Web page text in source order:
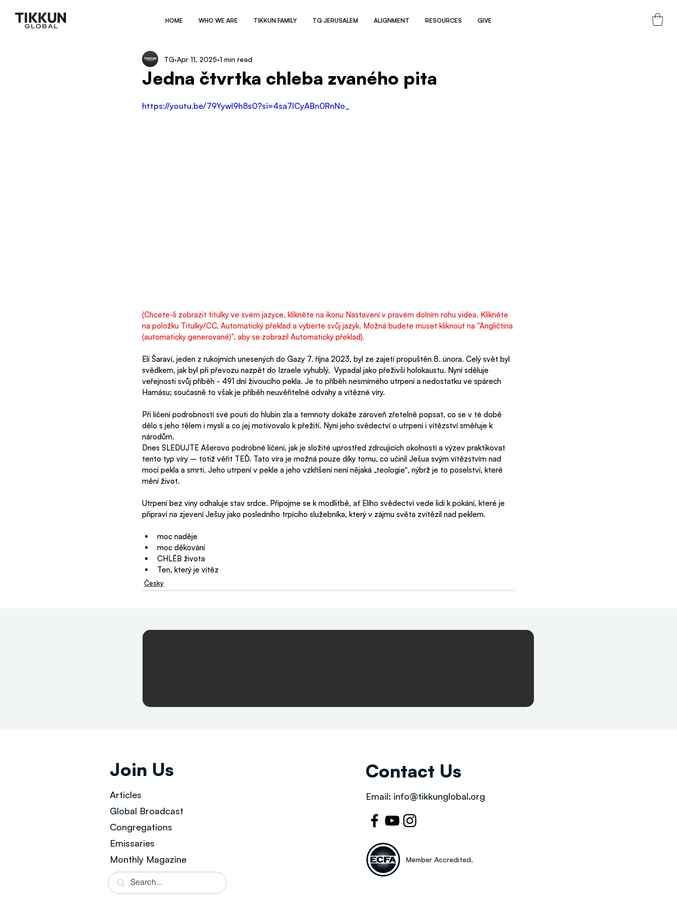
HOME WHO WE ARE TIKKUN FAMILY TG JERUSALEM ALIGNMENT RESOURCES GIVE
Jedna čtvrtka chleba zvaného pita
TG Apr 11, 2025 1 min read
https://youtu.be/79Yywl9h8s0?si=4sa7ICyABn0RnNo_
(Chcete-li zobrazit titulky ve svém jazyce, klikněte na ikonu Nastavení v pravém dolním rohu videa. Klikněte
na položku Titulky/CC, Automatický překlad a vyberte svůj jazyk. Možná budete muset kliknout na "Angličtina
(automaticky generované)", aby se zobrazil Automatický překlad).
Elí Šaraví, jeden z rukojmích unesených do Gazy 7. října 2023, byl ze zajetí propuštěn 8. února. Celý svět byl
svědkem, jak byl při převozu nazpět do Izraele vyhublý.  Vypadal jako přeživší holokaustu. Nyní sděluje
veřejnosti svůj příběh - 491 dní živoucího pekla. Je to příběh nesmírného utrpení a nedostatku ve spárech
Hamásu; současně to však je příběh neuvěřitelné odvahy a vítězné víry.
Při líčení podrobností své pouti do hlubin zla a temnoty dokáže zároveň zřetelně popsat, co se v té době
dělo s jeho tělem i myslí a co jej motivovalo k přežití. Nyní jeho svědectví o utrpení i vítězství směřuje k
národům.
Dnes SLEDUJTE Ašerovo podrobné líčení, jak je složité uprostřed zdrcujících okolností a výzev praktikovat
tento typ víry – totiž věřit TEĎ. Tato víra je možná pouze díky tomu, co učinil Ješua svým vítězstvím nad
mocí pekla a smrti. Jeho utrpení v pekle a jeho vzkříšení není nějaká „teologie“, nýbrž je to poselství, které
mění život.
Utrpení bez viny odhaluje stav srdce. Připojme se k modlitbě, ať Elího svědectví vede lidi k pokání, které je
připraví na zjevení Ješuy jako posledního trpícího služebníka, který v zájmu světa zvítězil nad peklem.
moc naděje
moc děkování
CHLÉB života
Ten, který je vítěz
Česky
Join Us
Articles
Global Broadcast
Congregations
Emissaries
Monthly Magazine
Contact Us
Email: info@tikkunglobal.org
Member Accredited.